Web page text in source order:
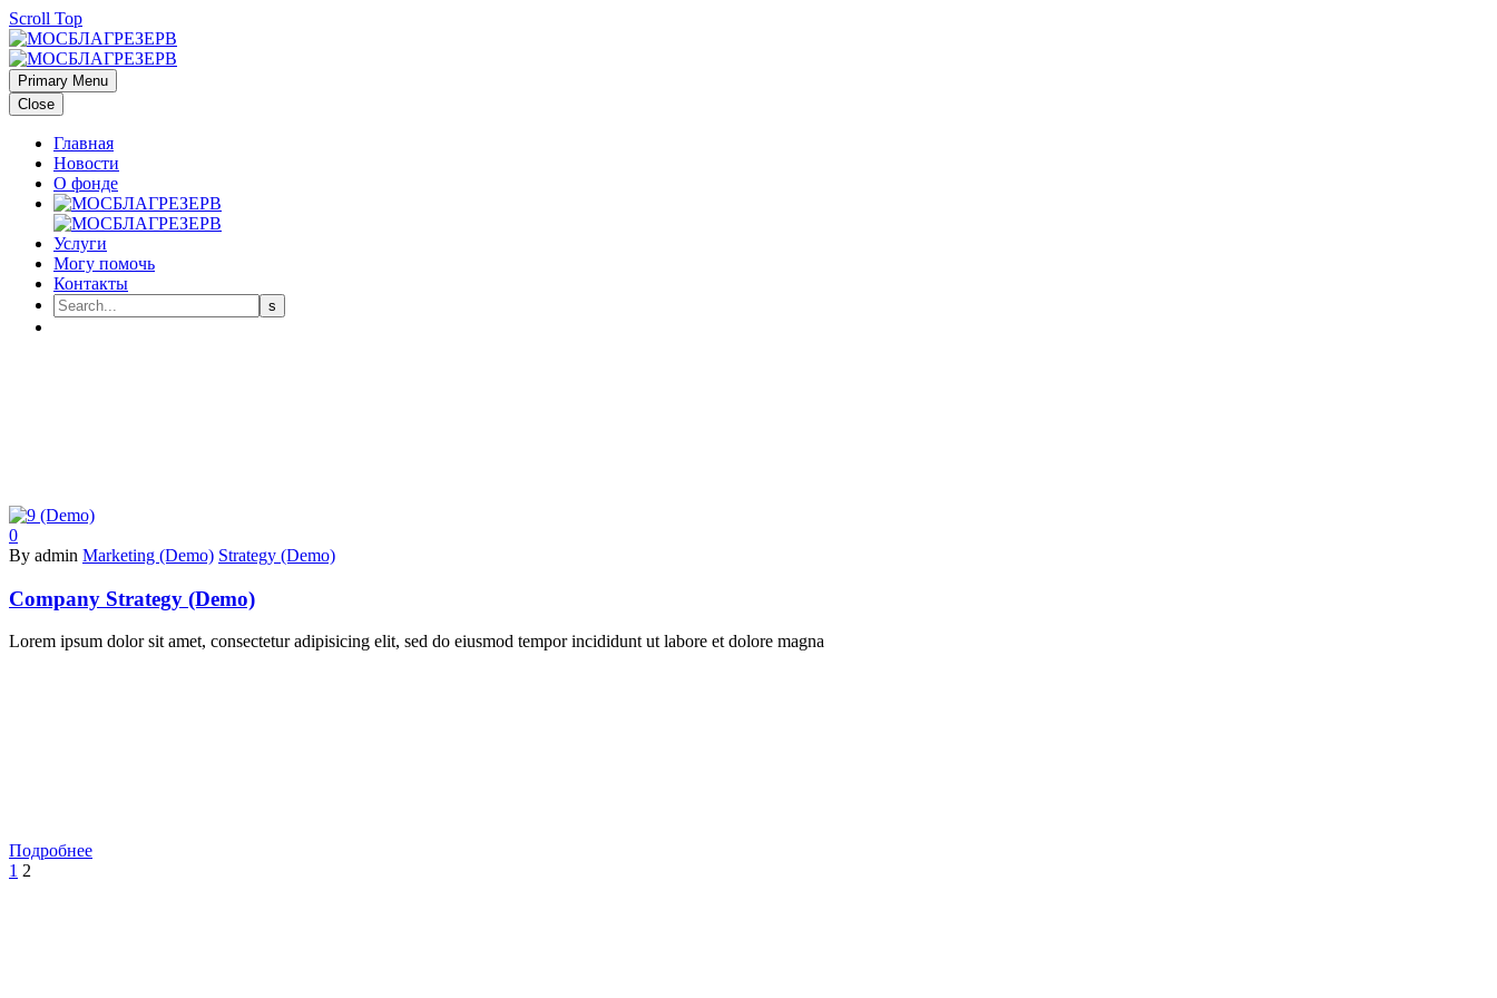
Scroll Top
Primary Menu
Close
Главная
Новости
О фонде
Услуги
Могу помочь
Контакты
0
By admin Marketing (Demo) Strategy (Demo)
Company Strategy (Demo)
Lorem ipsum dolor sit amet, consectetur adipisicing elit, sed do eiusmod tempor incididunt ut labore et dolore magna
Подробнее
1 2